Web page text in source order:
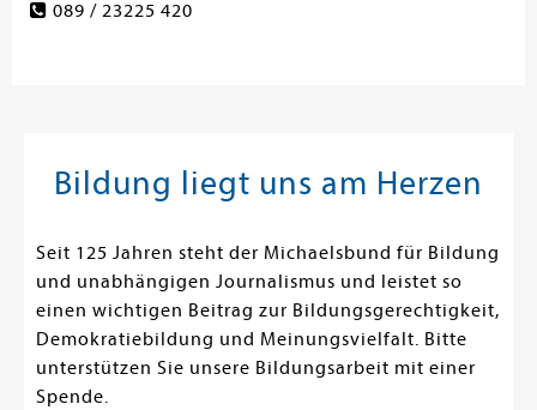
089 / 23225 420
Bildung liegt uns am Herzen
Seit 125 Jahren steht der Michaelsbund für Bildung
und unabhängigen Journalismus und leistet so
einen wichtigen Beitrag zur Bildungsgerechtigkeit,
Demokratiebildung und Meinungsvielfalt. Bitte
unterstützen Sie unsere Bildungsarbeit mit einer
Spende.